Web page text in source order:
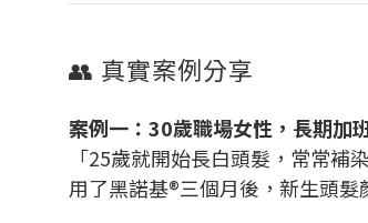
👥 真實案例分享
案例一：30歲職場女性，長期加
「25歲就開始長白頭髮，常常補
用了黑諾基®三個月後，新生頭髮